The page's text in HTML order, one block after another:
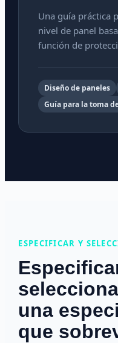
Una guía práctica
nivel de panel
función de
Diseño de paneles
Guía para la toma
ESPECIFICAR Y
una
que